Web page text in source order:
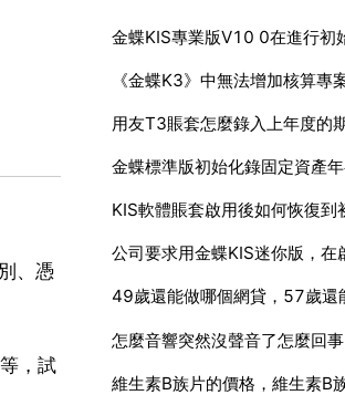
、憑
，試
用友T3賬套怎麼錄入上年度的
KIS軟體賬套啟用後如何恢復到
49歲還能做哪個網貸，57歲還
怎麼音響突然沒聲音了怎麼回事
維生素B族片的價格，維生素B